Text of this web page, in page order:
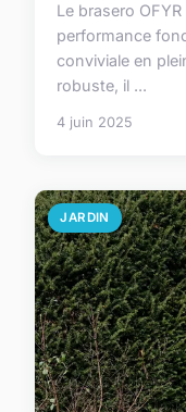
Le brasero
performance
conviviale en
robuste, il ...
4 juin 2025
JARDIN